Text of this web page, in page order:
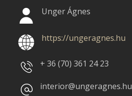
Unger Ágnes
https://ungeragnes.hu
+ 36 (70)361 24 23
interior@ungeragnes.hu